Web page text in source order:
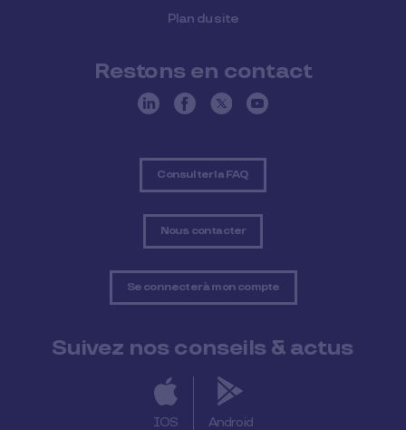
Plan du site
Restons en contact
Consulter la FAQ
Nous contacter
Se connecter à mon compte
Suivez nos conseils & actus
IOS Android